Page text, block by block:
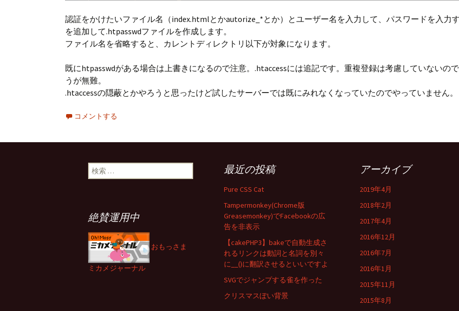
認証をかけたいファイル名（index.htmlとかautorize_*とか）とユーザー名を入力して、パスワードを入力
を追加して.htpasswdファイルを作成します。
ファイル名を省略すると、カレントディレクトリ以下が対象になります。
既にhtpasswdがある場合は上書きになるので注意。.htaccessには追記です。重複登録は考慮していないの
うが無難。
.htaccessの隠蔽とかやろうと思ったけど試したサーバーでは既にみれなくなっていたのでやっていません。
コメントする
検
索:
最近の投稿
Pure CSS Cat
Tampermonkey(Chrome版
Greasemonkey)でFacebookの広
告を非表示
【cakePHP3】bakeで自動生成さ
れるリンクは動詞と名詞を別々
に__()に翻訳させるといいですよ
SVGでジャンプする雀を作った
クリスマスぽい背景
アーカイブ
2019年4月
2018年2月
2017年4月
2016年12月
2016年7月
2016年1月
2015年11月
2015年8月
絶賛運用中
おもっさま
ミカメジャーナル